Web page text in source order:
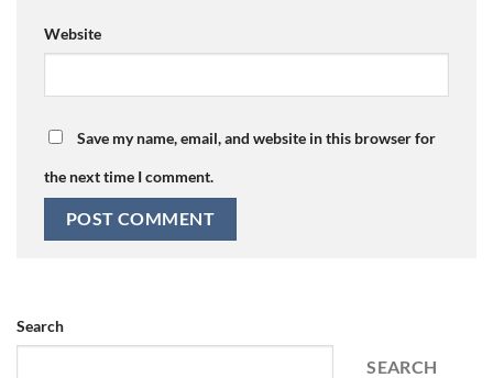
Website
Save my name, email, and website in this browser for
the next time I comment.
Search
SEARCH